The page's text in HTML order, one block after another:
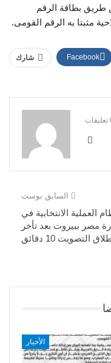
طريق بطاقة الرقم
مثبتا به الرقم القومى.
شارك Facebook
السابق بوست
العملية الانتخابية في
مصر ببيروت بعد تأخر
التصويت 10 دقائق
الأخبار